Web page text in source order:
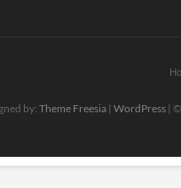
by:Theme Freesia| WordPress| ©